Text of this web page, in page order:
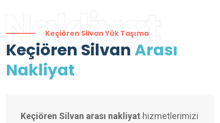
Nakliyat
Keçiören Silvan Yük Taşıma
Keçiören Silvan Arası
Nakliyat
Keçiören Silvan arası nakliyat hizmetlerimizi